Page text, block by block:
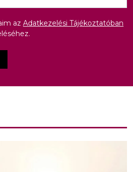
az Adatkezelési Tájékoztatóban